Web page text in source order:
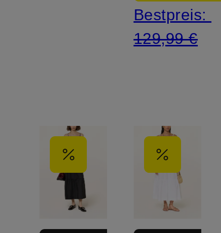
Bestpreis:
129,99 €